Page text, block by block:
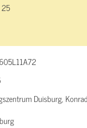
25
Duisburg,